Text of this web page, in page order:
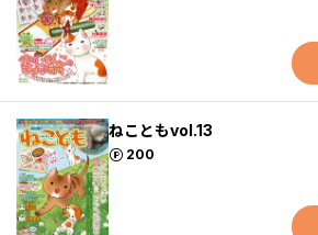
ねこともvol.13
200
ポイント